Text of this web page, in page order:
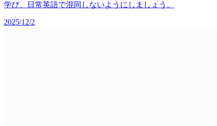
学び、日常英語で混同しないようにしましょう。
2025/12/2